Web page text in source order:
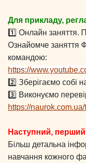
Для прикладу,
1️⃣ Онлайн заняття.
Ознайомче заняття
командою:
https://
2️⃣ Зберігаємо собі
3️⃣ Виконуємо
https://
Наступний, перший
Більш детальна
навчання кожного